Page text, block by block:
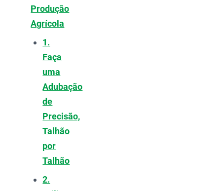
Produção
Agrícola
1.
Faça
uma
Adubação
de
Precisão,
Talhão
por
Talhão
2.